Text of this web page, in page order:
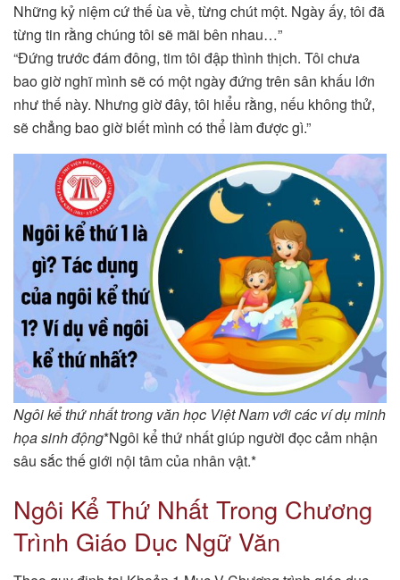
Những kỷ niệm cứ thế ùa về, từng chút một. Ngày ấy, tôi đã
từng tin rằng chúng tôi sẽ mãi bên nhau…”
“Đứng trước đám đông, tim tôi đập thình thịch. Tôi chưa
bao giờ nghĩ mình sẽ có một ngày đứng trên sân khấu lớn
như thế này. Nhưng giờ đây, tôi hiểu rằng, nếu không thử,
sẽ chẳng bao giờ biết mình có thể làm được gì.”
Ngôi kể thứ nhất trong văn học Việt Nam với các ví dụ minh
họa sinh động*Ngôi kể thứ nhất giúp người đọc cảm nhận
sâu sắc thế giới nội tâm của nhân vật.*
Ngôi Kể Thứ Nhất Trong Chương
Trình Giáo Dục Ngữ Văn